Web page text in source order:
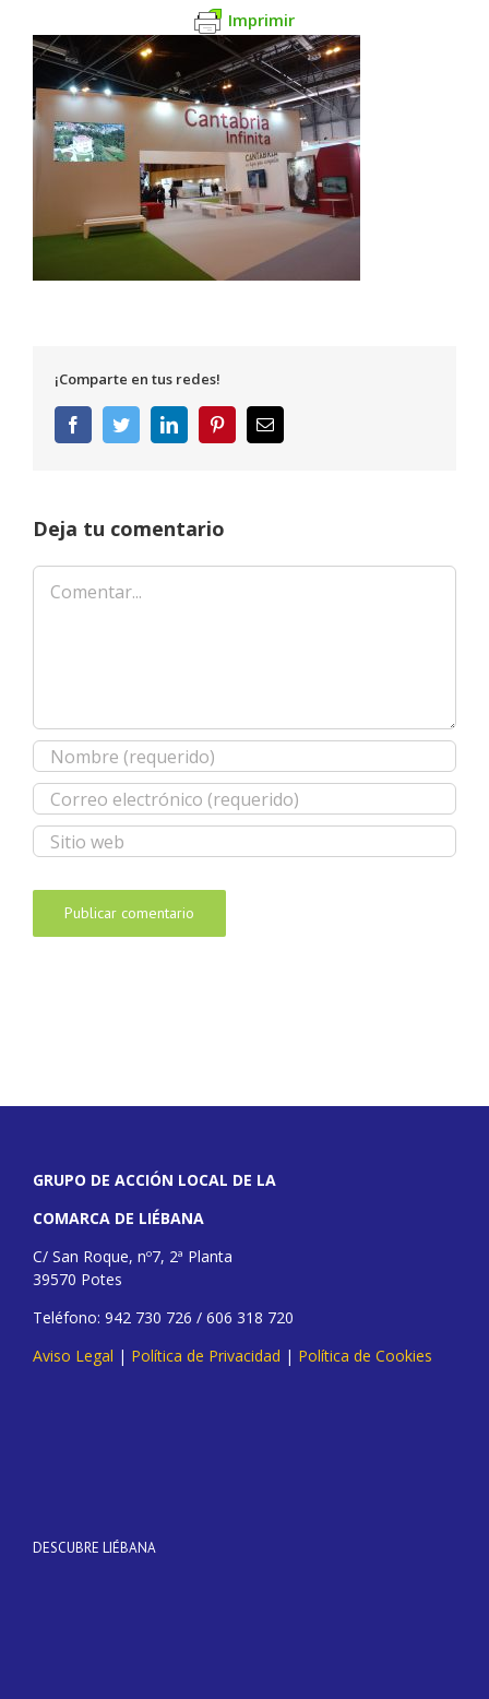
Imprimir
¡Comparte en tus redes!
FacebookTwitterLinkedInPinterestCorreo
electrónico
Deja tu comentario
Comentar
GRUPO DE ACCIÓN LOCAL DE LA
COMARCA DE LIÉBANA
C/ San Roque, nº7, 2ª Planta
39570 Potes
Teléfono: 942 730 726 / 606 318 720
Aviso Legal | Política de Privacidad | Política de Cookies
DESCUBRE LIÉBANA